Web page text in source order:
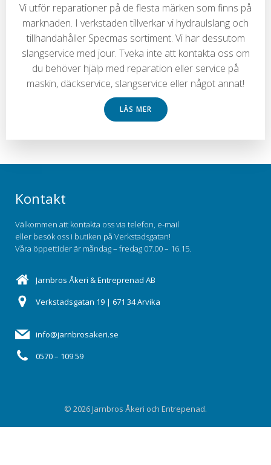
Vi utför reparationer på de flesta märken som finns på
marknaden. I verkstaden tillverkar vi hydraulslang och
tillhandahåller Specmas sortiment. Vi har dessutom
slangservice med jour. Tveka inte att kontakta oss om
du behöver hjälp med reparation eller service på
maskin, däckservice, slangservice eller något annat!
LÄS MER
Kontakt
Välkommen att kontakta oss via telefon, e-mail
eller besök oss i butiken på Verkstadsgatan!
Våra öppettider är måndag – fredag 07.00 – 16.15.
Jarnbros Åkeri & Entreprenad AB
Verkstadsgatan 19 | 671 34 Arvika
info@jarnbrosakeri.se
0570 – 109 59
© 2026 Jarnbros Åkeri och Entrepenad.